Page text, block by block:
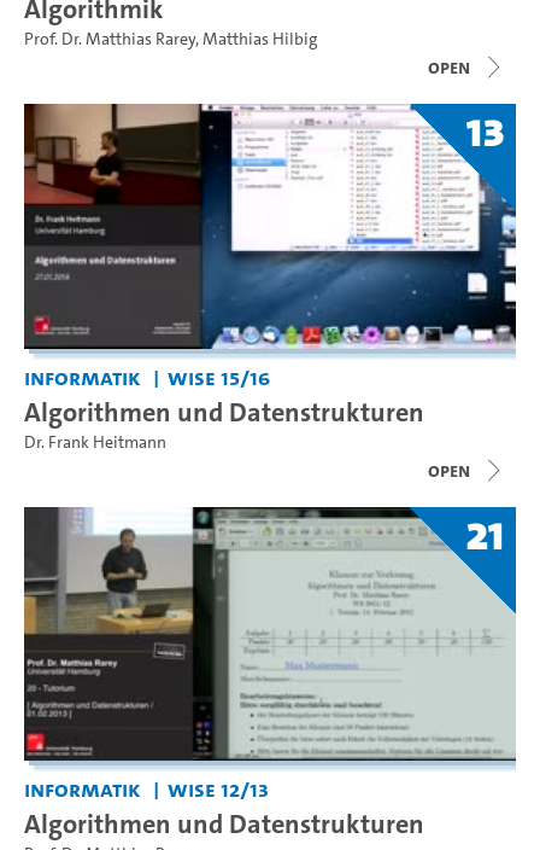
Algorithmik
Prof. Dr. Matthias Rarey,Matthias Hilbig
open
13
Informatik WiSe 15/16
Algorithmen und Datenstrukturen
Dr. Frank Heitmann
open
21
Informatik WiSe 12/13
Algorithmen und Datenstrukturen